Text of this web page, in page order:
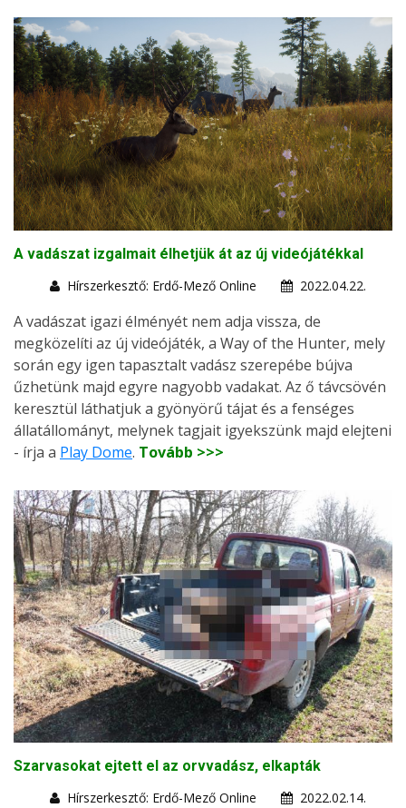
A vadászat izgalmait élhetjük át az új videójátékkal
Hírszerkesztő: Erdő-Mező Online
2022.04.22.
A vadászat igazi élményét nem adja vissza, de
megközelíti az új videójáték, a Way of the Hunter, mely
során egy igen tapasztalt vadász szerepébe bújva
űzhetünk majd egyre nagyobb vadakat. Az ő távcsövén
keresztül láthatjuk a gyönyörű tájat és a fenséges
állatállományt, melynek tagjait igyekszünk majd elejteni
- írja a Play Dome. Tovább >>>
Szarvasokat ejtett el az orvvadász, elkapták
Hírszerkesztő: Erdő-Mező Online
2022.02.14.